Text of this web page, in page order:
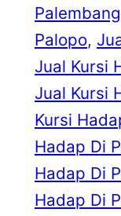
Palembang
Palopo,
Jual Kursi
Jual Kursi
Kursi
Hadap Di
Hadap Di
Hadap Di